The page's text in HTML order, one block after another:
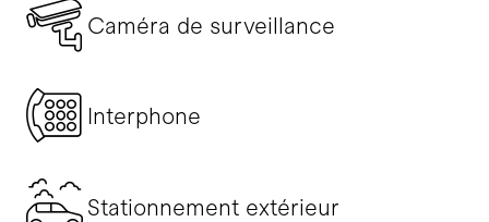
Caméra de surveillance
Interphone
Stationnement extérieur